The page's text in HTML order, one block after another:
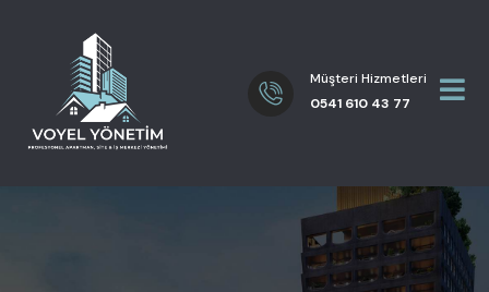
Müşteri Hizmetleri
0541 610 43 77